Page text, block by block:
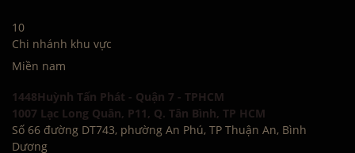
10
Chi nhánh khu vực
Miền nam
1448Huỳnh Tấn Phát - Quận 7 - TPHCM
1007 Lạc Long Quân, P11, Q. Tân Bình, TP HCM
Số 66 đường DT743, phường An Phú, TP Thuận An, Bình
Dương